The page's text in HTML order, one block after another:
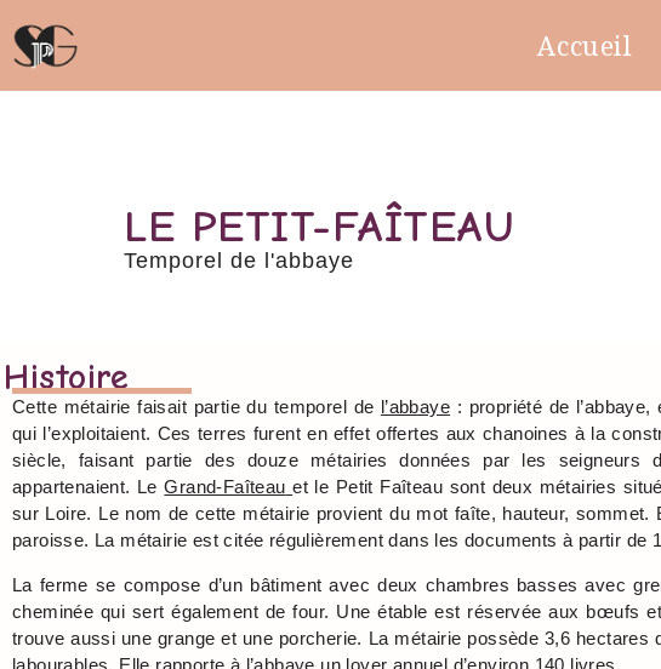
Accueil
LE PETIT-FAÎTEAU
Temporel de l'abbaye
Histoire
Cette métairie faisait partie du temporel de l’abbaye : propriété de
qui l’exploitaient. Ces terres furent en effet offertes aux chanoines à la
siècle, faisant partie des douze métairies données par les seigneurs
appartenaient. LeGrand-Faîteau et le Petit Faîteau sont deux métairies
sur Loire. Le nom de cette métairie provient du mot faîte, hauteur, sommet.
paroisse. La métairie est citée régulièrement dans les documents à partir de
La ferme se compose d’un bâtiment avec deux chambres basses avec
cheminée qui sert également de four. Une étable est réservée aux bœufs
trouve aussi une grange et une porcherie. La métairie possède 3,6 hectares
labourables. Elle rapporte à l’abbaye un loyer annuel d’environ 140 livres.